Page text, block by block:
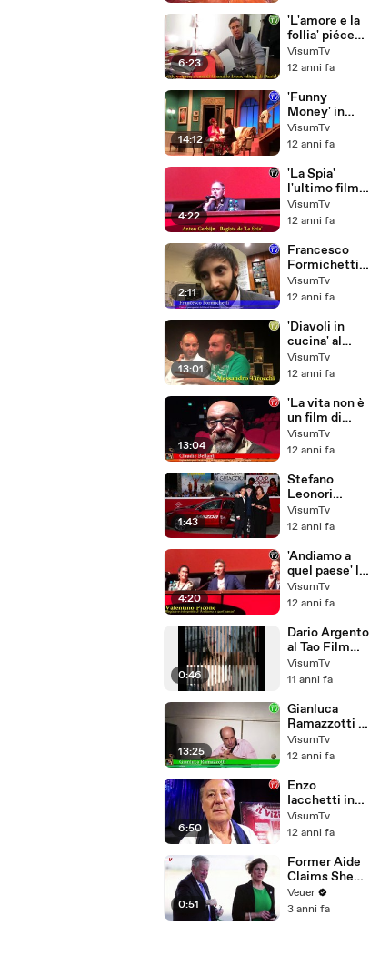
6:23
'L'amore e la
follia' piéce
scritta e
interpretata
Tortora al
Teatro Sistina
VisumTv
12 anni fa
14:12
'Funny
Money' in
scena al
Teatro
Roma
VisumTv
12 anni fa
4:22
'La Spia'
l'ultimo film
con Philip
Seymour
Festival del
Film di Roma
2014
VisumTv
12 anni fa
2:11
Francesco
Formichetti
tra i
protagonisti
i prati' di
Ermanno Olmi
VisumTv
12 anni fa
13:01
'Diavoli in
cucina' al
Teatro Dei
Satiri per la
Massimo
Natale
VisumTv
12 anni fa
13:04
'La vita non è
un film di
Doris Day' al
Teatro
Roma
VisumTv
12 anni fa
1:43
Stefano
Leonori
amministrator
e della
e la MAZDA
testimonial
del Festival
del Film di
Roma
VisumTv
12 anni fa
4:20
'Andiamo a
quel paese' la
conferenza
stampa al
Roma 2014
VisumTv
12 anni fa
0:46
Dario Argento
al Tao Film
Fest
VisumTv
11 anni fa
13:25
Gianluca
Ramazzotti al
Teatro Dei
Satiri con
La risposta
dell'uomo ai
monologhi
dell
VisumTv
12 anni fa
6:50
Enzo
Iacchetti in
'La Cage aux
Folles - Il
Teatro Sistina
di Roma
VisumTv
12 anni fa
0:51
Former Aide
Claims She
Was Asked to
Make a ‘Hit
Veuer
3 anni fa